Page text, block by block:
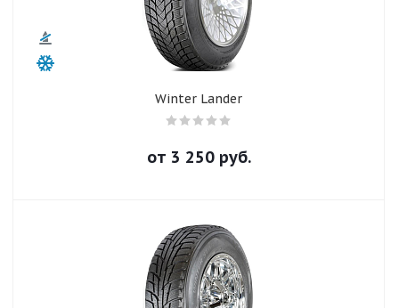
Winter Lander
от 3 250руб.